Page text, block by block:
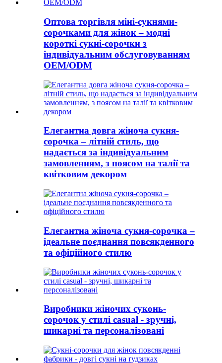
Оптова торгівля міні-сукнями-
сорочками для жінок – модні
короткі сукні-сорочки з
індивідуальним обслуговуванням
OEM/ODM
Елегантна довга жіноча сукня-
сорочка – літній стиль, що
надається за індивідуальним
замовленням, з поясом на талії та
квітковим декором
Елегантна жіноча сукня-сорочка –
ідеальне поєднання повсякденного
та офіційного стилю
Виробники жіночих суконь-
сорочок у стилі casual - зручні,
шикарні та персоналізовані